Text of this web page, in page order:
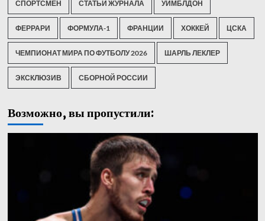
СПОРТСМЕН СТАТЬИ ЖУРНАЛА УИМБЛДОН
ФЕРРАРИ ФОРМУЛА-1 ФРАНЦИИ ХОККЕЙ ЦСКА
ЧЕМПИОНАТ МИРА ПО ФУТБОЛУ 2026 ШАРЛЬ ЛЕКЛЕР
ЭКСКЛЮЗИВ СБОРНОЙ РОССИИ
Возможно, вы пропустили: